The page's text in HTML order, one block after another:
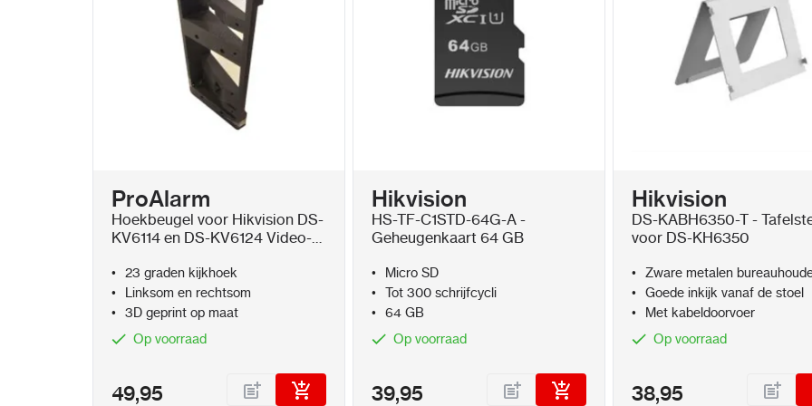
Resolutie: 4MP (2688×1520)
Beeldhoek:150° horizontaal, 75° verticaal
Nachtzicht: IR tot 3 m
onderdrukking
Toegangscontrole:Kaart, Bluetooth, Hik-Connect, indoor
Kaarttype:Mifare 13.56 MHz , afstand 2–2.5 cm
Slots:2 relaisuitgangen (30VDC, 2A)
Ethernet (PoE IEEE802.3at)
ProAlarm
Hoekbeugel voor Hikvision DS-
KV6114 en DS-KV6124 Video-
Geprint op Maat
23 graden kijkhoek
Linksom en rechtsom
3D geprint op maat
Op voorraad
49,95
Hikvision
HS-TF-C1STD-64G-A -
Geheugenkaart 64 GB
Micro SD
Tot 300 schrijfcycli
64 GB
Op voorraad
39,95
Hikvision
DS-KABH6350-T -
voor DS-KH6350
Zware metalen
Goede inkijk vanaf de stoel
Met kabeldoorvoer
Op voorraad
38,95